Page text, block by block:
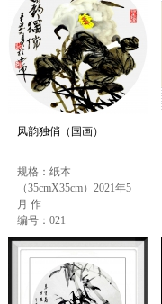
风韵独俏（国画）
规格：纸本
（35cmX35cm）2021年5
月 作
编号：021
价格：预拍起价：￥5，
000.00